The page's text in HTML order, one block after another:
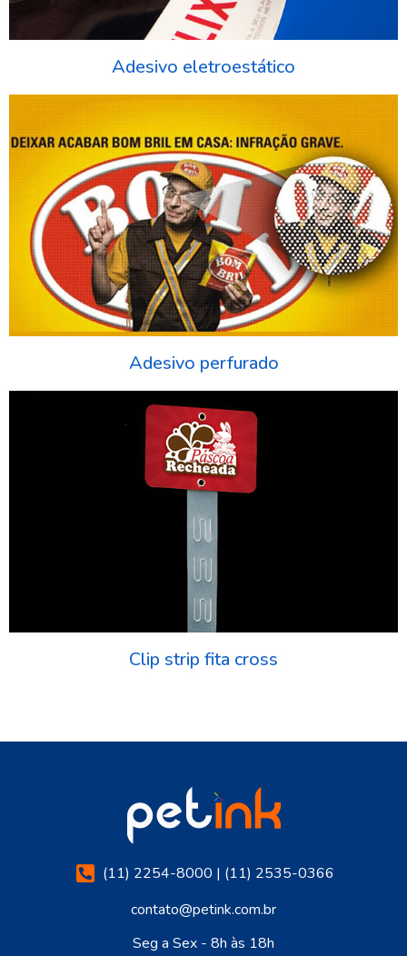
Adesivo eletroestático
Adesivo perfurado
Clip strip fita cross
(11) 2254-8000 | (11) 2535-0366
contato@petink.com.br
Seg a Sex - 8h às 18h